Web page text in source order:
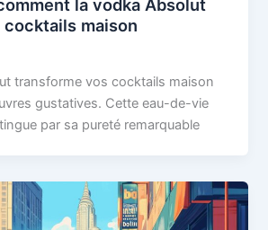
la vodka Absolut
maison
transforme vos cocktails maison
gustatives. Cette eau-de-vie
par sa pureté remarquable